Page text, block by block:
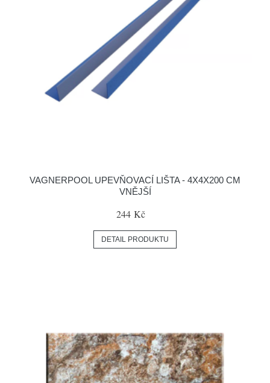
VAGNERPOOL UPEVŇOVACÍ LIŠTA - 4X4X200 CM
VNĚJŠÍ
244 Kč
DETAIL PRODUKTU